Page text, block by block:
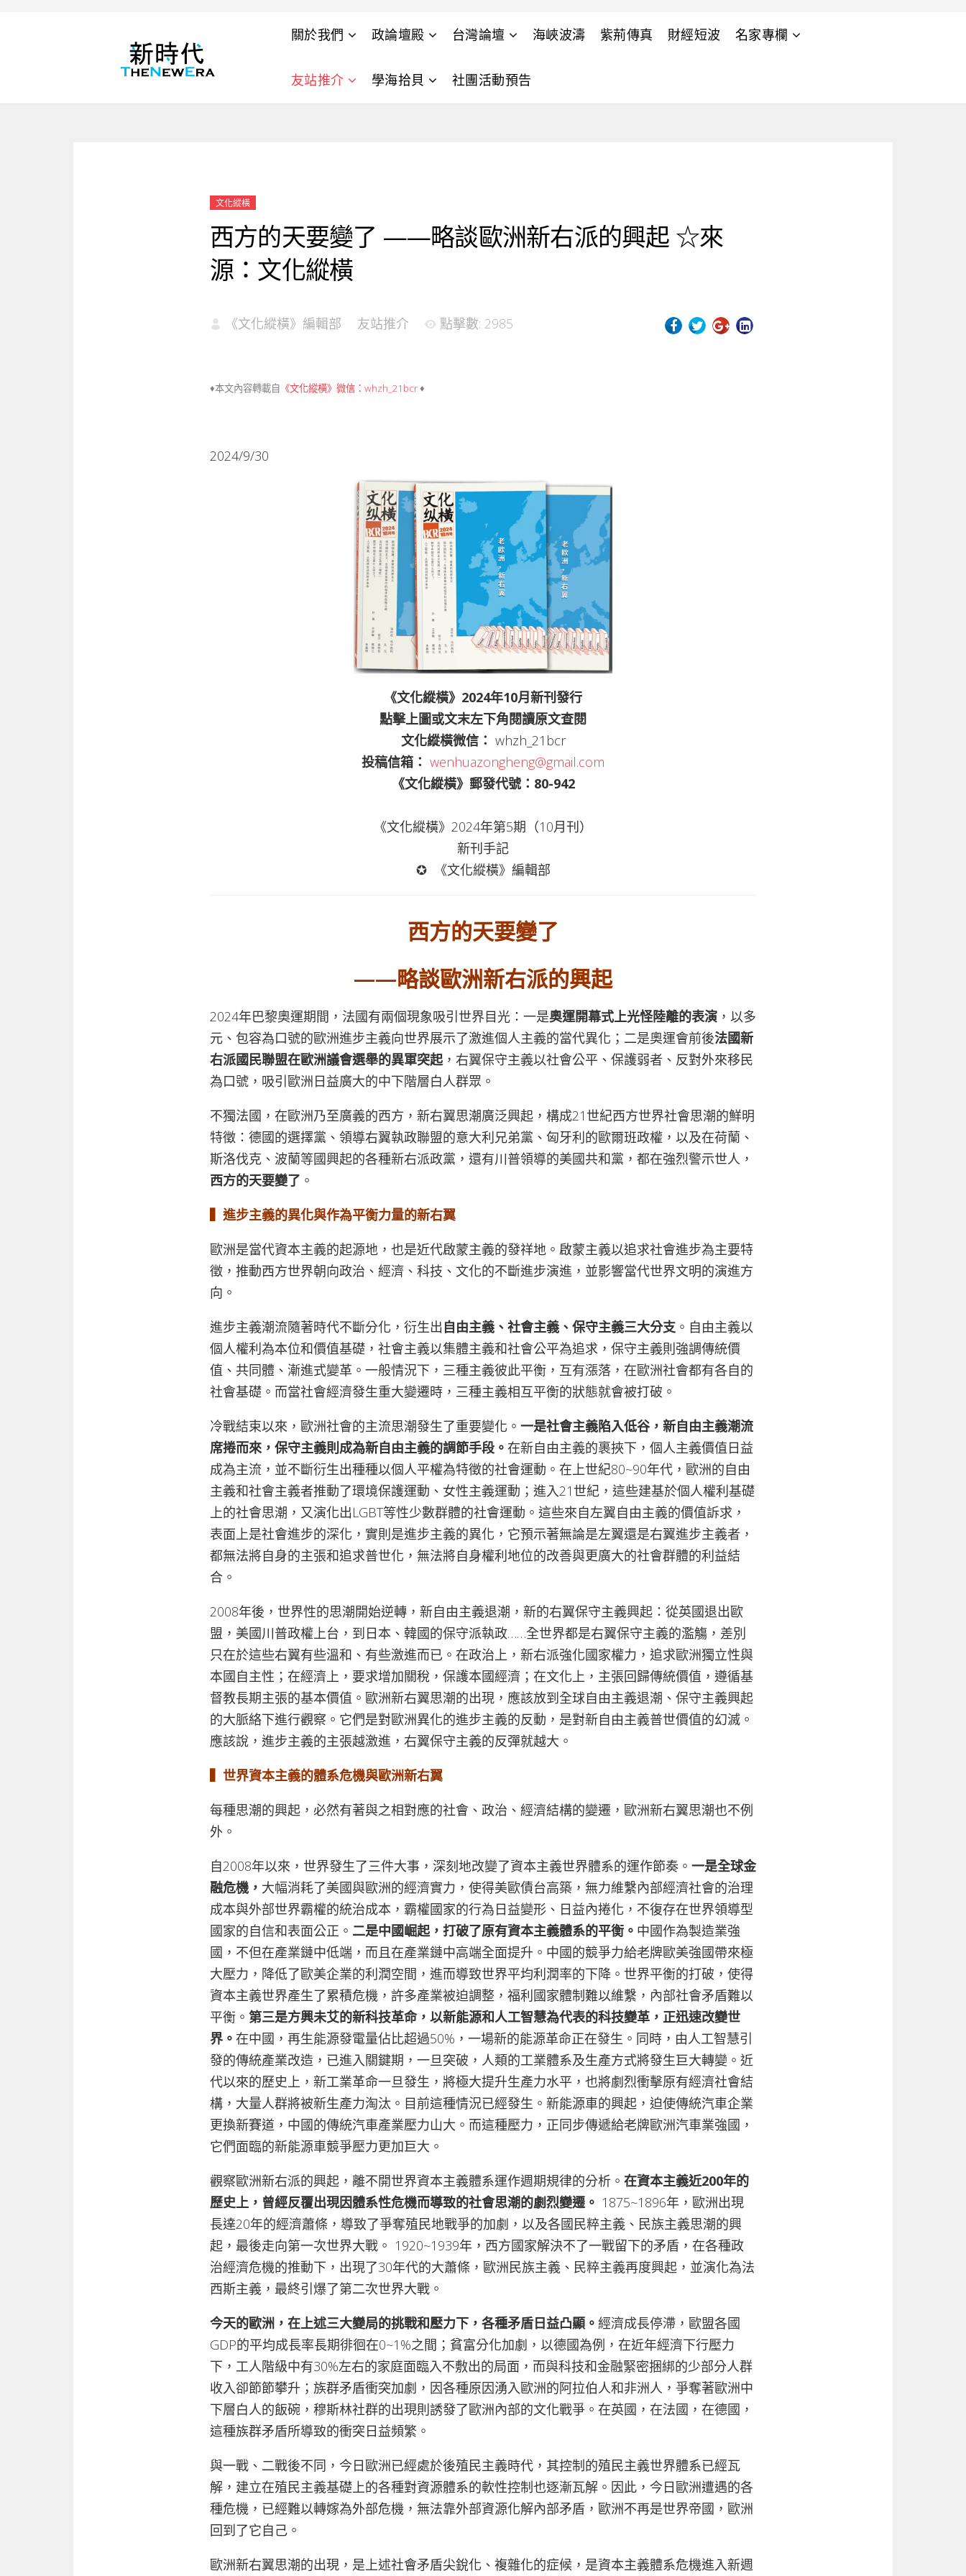
關於我們 政論壇殿 台灣論壇 海峽波濤 紫荊傳真 財經短波 名家專欄
友站推介 學海拾貝 社團活動預告
文化縱橫
西方的天要變了 ——略談歐洲新右派的興起 ☆來
源：文化縱橫
《文化縱橫》編輯部 友站推介 點擊數: 2985
♦本文內容轉載自 《文化縱橫》微信：whzh_21bcr♦
2024/9/30
《文化縱橫》2024年10月新刊發行
點擊上圖或文末左下角閱讀原文查閱
文化縱橫微信： whzh_21bcr
投稿信箱： wenhuazongheng@gmail.com
《文化縱橫》郵發代號：80-942
《文化縱橫》2024年第5期（10月刊）
新刊手記
✪ 《文化縱橫》編輯部
西方的天要變了
——略談歐洲新右派的興起
2024年巴黎奧運期間，法國有兩個現象吸引世界目光：一是奧運開幕式上光怪陸離的表演 ，以多
元、包容為口號的歐洲進步主義向世界展示了激進個人主義的當代異化；二是奧運會前後法國新
右派國民聯盟在歐洲議會選舉的異軍突起，右翼保守主義以社會公平、保護弱者、反對外來移民
為口號，吸引歐洲日益廣大的中下階層白人群眾。
不獨法國，在歐洲乃至廣義的西方，新右翼思潮廣泛興起，構成21世紀西方世界社會思潮的鮮明
特徵：德國的選擇黨、領導右翼執政聯盟的意大利兄弟黨、匈牙利的歐爾班政權，以及在荷蘭、
斯洛伐克、波蘭等國興起的各種新右派政黨，還有川普領導的美國共和黨，都在強烈警示世人，
西方的天要變了 。
進步主義的異化與作為平衡力量的新右翼
歐洲是當代資本主義的起源地，也是近代啟蒙主義的發祥地。啟蒙主義以追求社會進步為主要特
徵，推動西方世界朝向政治、經濟、科技、文化的不斷進步演進，並影響當代世界文明的演進方
向。
進步主義潮流隨著時代不斷分化，衍生出 自由主義、社會主義、保守主義三大分支。自由主義以
個人權利為本位和價值基礎，社會主義以集體主義和社會公平為追求，保守主義則強調傳統價
值、共同體、漸進式變革。一般情況下，三種主義彼此平衡，互有漲落，在歐洲社會都有各自的
社會基礎。而當社會經濟發生重大變遷時，三種主義相互平衡的狀態就會被打破。
冷戰結束以來，歐洲社會的主流思潮發生了重要變化。 一是社會主義陷入低谷，新自由主義潮流
席捲而來，保守主義則成為新自由主義的調節手段。 在新自由主義的裹挾下，個人主義價值日益
成為主流，並不斷衍生出種種以個人平權為特徵的社會運動。在上世紀80~90年代，歐洲的自由
主義和社會主義者推動了環境保護運動、女性主義運動；進入21世紀，這些建基於個人權利基礎
上的社會思潮，又演化出LGBT等性少數群體的社會運動。這些來自左翼自由主義的價值訴求，
表面上是社會進步的深化，實則是進步主義的異化，它預示著無論是左翼還是右翼進步主義者，
都無法將自身的主張和追求普世化，無法將自身權利地位的改善與更廣大的社會群體的利益結
合。
2008年後，世界性的思潮開始逆轉，新自由主義退潮，新的右翼保守主義興起：從英國退出歐
盟，美國川普政權上台，到日本、韓國的保守派執政……全世界都是右翼保守主義的濫觴，差別
只在於這些右翼有些溫和、有些激進而已。在政治上，新右派強化國家權力，追求歐洲獨立性與
本國自主性；在經濟上，要求增加關稅，保護本國經濟；在文化上，主張回歸傳統價值，遵循基
督教長期主張的基本價值。歐洲新右翼思潮的出現，應該放到全球自由主義退潮、保守主義興起
的大脈絡下進行觀察。它們是對歐洲異化的進步主義的反動，是對新自由主義普世價值的幻滅。
應該說，進步主義的主張越激進，右翼保守主義的反彈就越大。
世界資本主義的體系危機與歐洲新右翼
每種思潮的興起，必然有著與之相對應的社會、政治、經濟結構的變遷，歐洲新右翼思潮也不例
外。
自2008年以來，世界發生了三件大事，深刻地改變了資本主義世界體系的運作節奏。 一是全球金
融危機， 大幅消耗了美國與歐洲的經濟實力，使得美歐債台高築，無力維繫內部經濟社會的治理
成本與外部世界霸權的統治成本，霸權國家的行為日益變形、日益內捲化，不復存在世界領導型
國家的自信和表面公正。 二是中國崛起，打破了原有資本主義體系的平衡。 中國作為製造業強
國，不但在產業鏈中低端，而且在產業鏈中高端全面提升。中國的競爭力給老牌歐美強國帶來極
大壓力，降低了歐美企業的利潤空間，進而導致世界平均利潤率的下降。世界平衡的打破，使得
資本主義世界產生了累積危機，許多產業被迫調整，福利國家體制難以維繫，內部社會矛盾難以
平衡。 第三是方興未艾的新科技革命，以新能源和人工智慧為代表的科技變革，正迅速改變世
界。 在中國，再生能源發電量佔比超過50%，一場新的能源革命正在發生。同時，由人工智慧引
發的傳統產業改造，已進入關鍵期，一旦突破，人類的工業體系及生產方式將發生巨大轉變。近
代以來的歷史上，新工業革命一旦發生，將極大提升生產力水平，也將劇烈衝擊原有經濟社會結
構，大量人群將被新生產力淘汰。目前這種情況已經發生。新能源車的興起，迫使傳統汽車企業
更換新賽道，中國的傳統汽車產業壓力山大。而這種壓力，正同步傳遞給老牌歐洲汽車業強國，
它們面臨的新能源車競爭壓力更加巨大。
觀察歐洲新右派的興起，離不開世界資本主義體系運作週期規律的分析。 在資本主義近200年的
歷史上，曾經反覆出現因體系性危機而導致的社會思潮的劇烈變遷。 1875~1896年，歐洲出現
長達20年的經濟蕭條，導致了爭奪殖民地戰爭的加劇，以及各國民粹主義、民​​族主義思潮的興
起，最後走向第一次世界大戰。 1920~1939年，西方國家解決不了一戰留下的矛盾，在各種政
治經濟危機的推動下，出現了30年代的大蕭條，歐洲民族主義、民粹主義再度興起，並演化為法
西斯主義，最終引爆了第二次世界大戰。
今天的歐洲，在上述三大變局的挑戰和壓力下，各種矛盾日益凸顯。 經濟成長停滯，歐盟各國
GDP的平均成長率長期徘徊在0~1%之間；貧富分化加劇，以德國為例，在近年經濟下行壓力
下，工人階級中有30%左右的家庭面臨入不敷出的局面，而與科技和金融緊密捆綁的少部分人群
收入卻節節攀升；族群矛盾衝突加劇，因各種原因湧入歐洲的阿拉伯人和非洲人，爭奪著歐洲中
下層白人的飯碗，穆斯林社群的出現則誘發了歐洲內部的文化戰爭。在英國，在法國，在德國，
這種族群矛盾所導致的衝突日益頻繁。
與一戰、二戰後不同，今日歐洲已經處於後殖民主義時代，其控制的殖民主義世界體系已經瓦
解，建立在殖民主義基礎上的各種對資源體系的軟性控制也逐漸瓦解。因此，今日歐洲遭遇的各
種危機，已經難以轉嫁為外部危機，無法靠外部資源化解內部矛盾，歐洲不再是世界帝國，歐洲
回到了它自己。
歐洲新右翼思潮的出現，是上述社會矛盾尖銳化、複雜化的症候，是資本主義體系危機進入新週